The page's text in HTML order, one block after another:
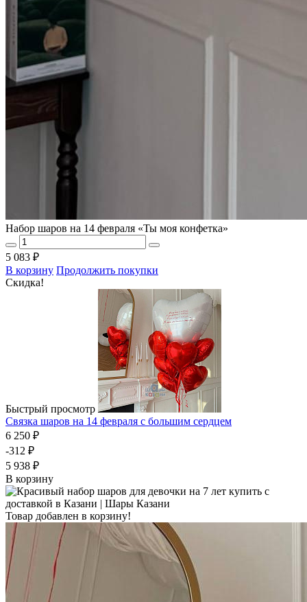
Набор шаров на 14 февраля «Ты моя конфетка»
5 083 ₽
В корзину Продолжить покупки
Скидка!
Быстрый просмотр
Связка шаров на 14 февраля с большим сердцем
6 250 ₽
-312 ₽
5 938 ₽
В корзину
Товар добавлен в корзину!